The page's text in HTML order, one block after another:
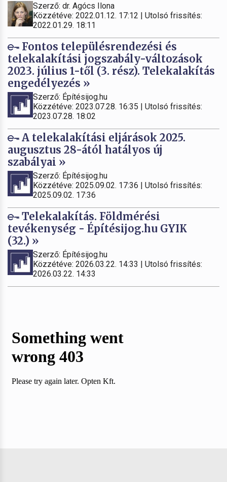
Szerző: dr. Agócs Ilona
Közzétéve: 2022.01.12. 17:12 | Utolsó frissítés:
2022.01.29. 18:11
Fontos településrendezési és
telekalakítási jogszabály-változások
2023. július 1-től (3. rész). Telekalakítás
engedélyezés »
Szerző: Építésijog.hu
Közzétéve: 2023.07.28. 16:35 | Utolsó frissítés:
2023.07.28. 18:02
A telekalakítási eljárások 2025.
augusztus 28-ától hatályos új
szabályai »
Szerző: Építésijog.hu
Közzétéve: 2025.09.02. 17:36 | Utolsó frissítés:
2025.09.02. 17:36
Telekalakítás. Földmérési
tevékenység - Építésijog.hu GYIK
(32.) »
Szerző: Építésijog.hu
Közzétéve: 2026.03.22. 14:33 | Utolsó frissítés:
2026.03.22. 14:33